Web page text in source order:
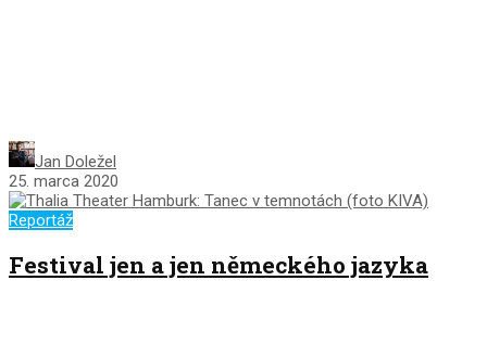
Jan Doležel
25. marca 2020
Reportáž
Festival jen a jen německého jazyka